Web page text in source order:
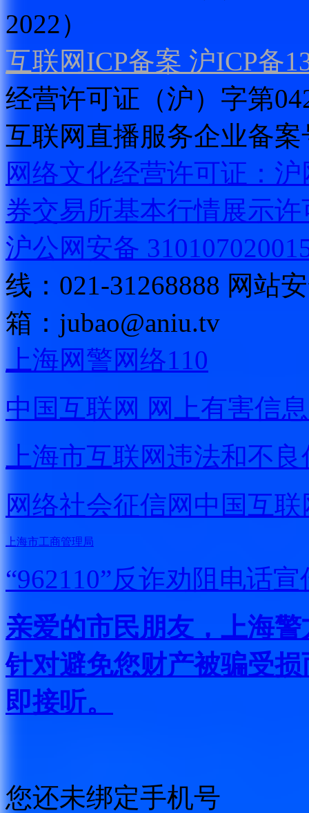
2022）
互联网ICP备案 沪ICP备
经营许可证（沪）字第
互联网直播服务企业备案
网络文化经营许可证：
券交易所基本行情展示许
沪公网安备
线：021-31268888 网站
箱： jubao@aniu.tv
上海网警网络110
中国互联网 网上有害信
上海市互联网违法和不
网络社会征信网 中国互
上海市工商管理局
“962110”反诈劝阻电话宣
亲爱的市民朋友，上海
针对避免您财产被骗受
即接听。
您还未绑定手机号